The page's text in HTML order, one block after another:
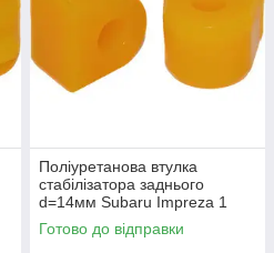
Поліуретанова втулка
стабілізатора заднього
d=14мм Subaru Impreza 1
gen. (GC) Седан (1992-2000)
v19
Готово до відправки